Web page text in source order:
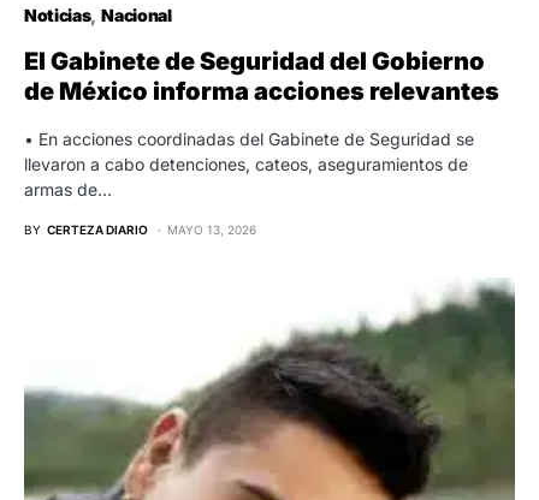
Noticias Nacional
El Gabinete de Seguridad del Gobierno
de México informa acciones relevantes
• En acciones coordinadas del Gabinete de Seguridad se
llevaron a cabo detenciones, cateos, aseguramientos de
armas de…
BY CERTEZA DIARIO MAYO 13, 2026